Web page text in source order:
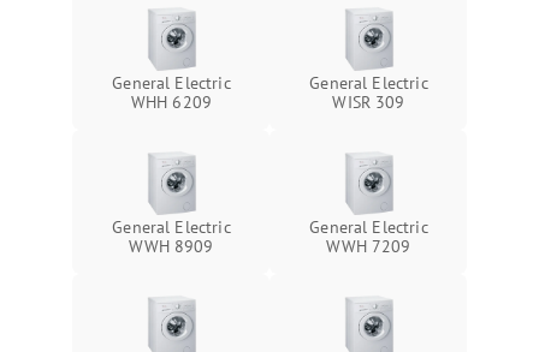
General Electric
WHH 6209
General Electric
WISR 309
General Electric
WWH 8909
General Electric
WWH 7209